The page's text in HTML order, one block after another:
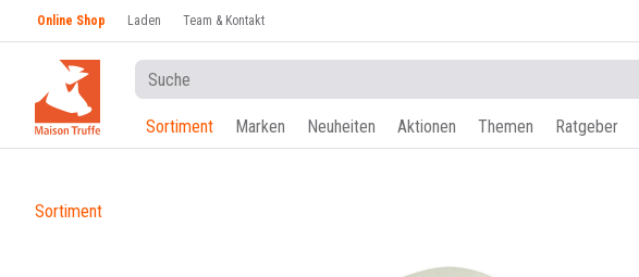
Online Shop Laden Team & Kontakt
Sortiment Marken Neuheiten Aktionen Themen Ratgeber
Sortiment